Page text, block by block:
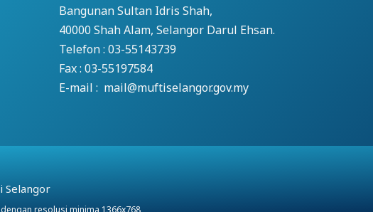
Bangunan Sultan Idris Shah,
40000 Shah Alam, Selangor Darul Ehsan.
Telefon : 03-55143739
Fax : 03-55197584
E-mail : mail@muftiselangor.gov.my
Selangor
resolusi minima 1366x768